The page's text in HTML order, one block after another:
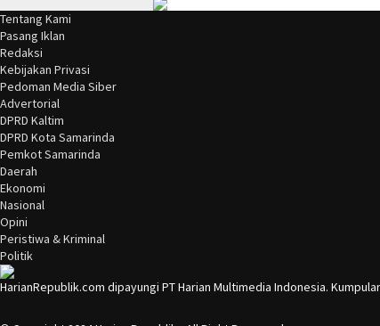
Tentang Kami
Pasang Iklan
Redaksi
Kebijakan Privasi
Pedoman Media Siber
Advertorial
DPRD Kaltim
DPRD Kota Samarinda
Pemkot Samarinda
Daerah
Ekonomi
Nasional
Opini
Peristiwa & Kriminal
Politik
HarianRepublik.com dipayungi PT Harian Multimedia Indonesia.